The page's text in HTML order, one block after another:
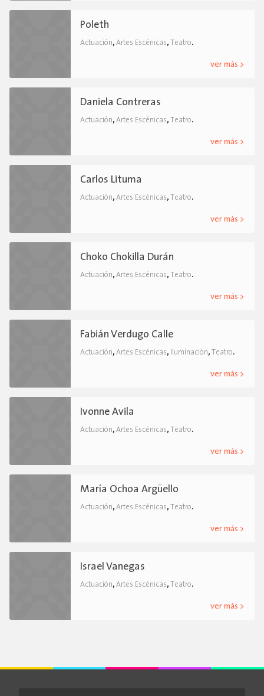
Poleth
Actuación, Artes Escénicas, Teatro.
ver más >
Daniela Contreras
Actuación, Artes Escénicas, Teatro.
ver más >
Carlos Lituma
Actuación, Artes Escénicas, Teatro.
ver más >
Choko Chokilla Durán
Actuación, Artes Escénicas, Teatro.
ver más >
Fabián Verdugo Calle
Actuación, Artes Escénicas, Iluminación, Teatro.
ver más >
Ivonne Avila
Actuación, Artes Escénicas, Teatro.
ver más >
María Ochoa Argüello
Actuación, Artes Escénicas, Teatro.
ver más >
Israel Vanegas
Actuación, Artes Escénicas, Teatro.
ver más >